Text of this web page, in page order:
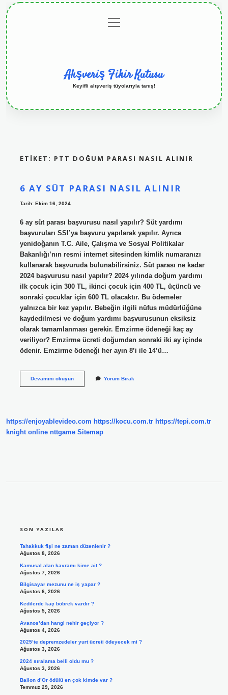
menüyü
aç
Alışveriş Fikir Kutusu
Keyifli alışveriş tüyolarıyla tanış!
ETIKET: PTT DOĞUM PARASI NASIL ALINIR
6 AY SÜT PARASI NASIL ALINIR
Tarih: Ekim 16, 2024
6 ay süt parası başvurusu nasıl yapılır? Süt yardımı
başvuruları SSI’ya başvuru yapılarak yapılır. Ayrıca
yenidoğanın T.C. Aile, Çalışma ve Sosyal Politikalar
Bakanlığı’nın resmi internet sitesinden kimlik numaranızı
kullanarak başvuruda bulunabilirsiniz. Süt parası ne kadar
2024 başvurusu nasıl yapılır? 2024 yılında doğum yardımı
ilk çocuk için 300 TL, ikinci çocuk için 400 TL, üçüncü ve
sonraki çocuklar için 600 TL olacaktır. Bu ödemeler
yalnızca bir kez yapılır. Bebeğin ilgili nüfus müdürlüğüne
kaydedilmesi ve doğum yardımı başvurusunun eksiksiz
olarak tamamlanması gerekir. Emzirme ödeneği kaç ay
veriliyor? Emzirme ücreti doğumdan sonraki iki ay içinde
ödenir. Emzirme ödeneği her ayın 8’i ile 14’ü…
Devamını okuyun6
Yorum Bırak
https://enjoyablevideo.com https://kocu.com.tr https://tepi.com.tr
knight online nttgame Sitemap
SON YAZILAR
Tahakkuk fişi ne zaman düzenlenir ?
Ağustos 8, 2026
Kamusal alan kavramı kime ait ?
Ağustos 7, 2026
Bilgisayar mezunu ne iş yapar ?
Ağustos 6, 2026
Kedilerde kaç böbrek vardır ?
Ağustos 5, 2026
Avanos’dan hangi nehir geçiyor ?
Ağustos 4, 2026
2025’te depremzedeler yurt ücreti ödeyecek mi ?
Ağustos 3, 2026
2024 sıralama belli oldu mu ?
Ağustos 3, 2026
Ballon d’Or ödülü en çok kimde var ?
Temmuz 29, 2026